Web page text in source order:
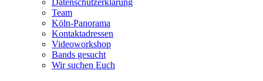
Datenschutzerklärung
Team
Köln-Panorama
Kontaktadressen
Videoworkshop
Bands gesucht
Wir suchen Euch